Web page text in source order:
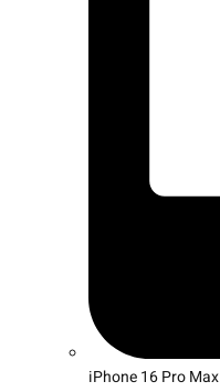
iPhone 16 Pro Max